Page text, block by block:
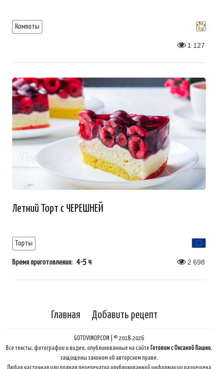
Компоты
1 127
Летний Торт с ЧЕРЕШНЕЙ
Торты
Время приготовления: 4-5 ч 2 698
Главная Добавить рецепт
GOTOVIMOP.COM | © 2018-2026
Все тексты, фотографии и видео, опубликованные на сайте Готовим с Оксаной Пашко,
защищены законом об авторском праве.
Любая частичная или полная перепечатка опубликованной информации разрешена